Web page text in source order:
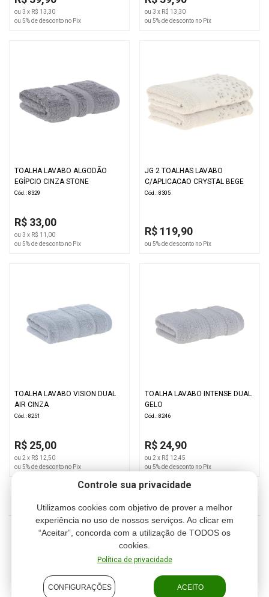
Controle sua privacidade
Utilizamos cookies com objetivo de prover a melhor
experiência no uso de nossos serviços. Ao clicar em
“Aceitar”, concorda com a utilização de TODOS os
cookies.
Política de privacidade
CONFIGURAÇÕES ACEITO
ou 3 x R$ 13,30
ou 5% de desconto no Pix
ou 3 x R$ 13,30
ou 5% de desconto no Pix
TOALHA LAVABO ALGODÃO
EGÍPCIO CINZA STONE
Cód.: 8329
R$ 33,00
ou 3 x R$ 11,00
ou 5% de desconto no Pix
JG 2 TOALHAS LAVABO
C/APLICACAO CRYSTAL BEGE
Cód.: 8305
R$ 119,90
ou 5% de desconto no Pix
TOALHA LAVABO VISION DUAL
AIR CINZA
Cód.: 8251
R$ 25,00
ou 2 x R$ 12,50
ou 5% de desconto no Pix
TOALHA LAVABO INTENSE DUAL
GELO
Cód.: 8246
R$ 24,90
ou 2 x R$ 12,45
ou 5% de desconto no Pix
2